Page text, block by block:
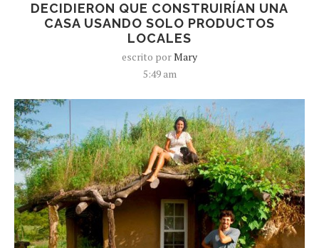
DECIDIERON QUE CONSTRUIRÍAN UNA
CASA USANDO SOLO PRODUCTOS
LOCALES
escrito porMary
5:49 am